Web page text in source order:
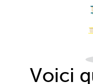
Voici